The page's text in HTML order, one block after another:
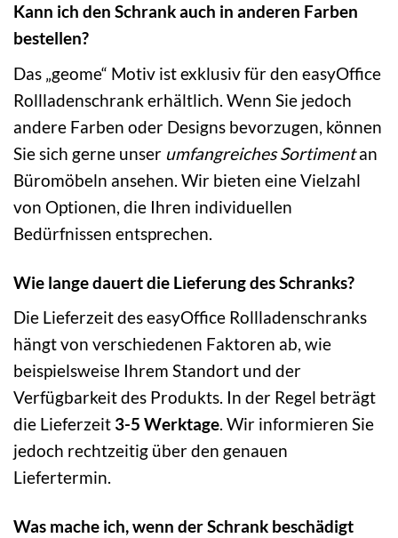
Kann ich den Schrank auch in anderen Farben
bestellen?
Das „geome“ Motiv ist exklusiv für den easyOffice
Rollladenschrank erhältlich. Wenn Sie jedoch
andere Farben oder Designs bevorzugen, können
Sie sich gerne unser umfangreiches Sortimentan
Büromöbeln ansehen. Wir bieten eine Vielzahl
von Optionen, die Ihren individuellen
Bedürfnissen entsprechen.
Wie lange dauert die Lieferung des Schranks?
Die Lieferzeit des easyOffice Rollladenschranks
hängt von verschiedenen Faktoren ab, wie
beispielsweise Ihrem Standort und der
Verfügbarkeit des Produkts. In der Regel beträgt
die Lieferzeit 3-5 Werktage. Wir informieren Sie
jedoch rechtzeitig über den genauen
Liefertermin.
Was mache ich, wenn der Schrank beschädigt